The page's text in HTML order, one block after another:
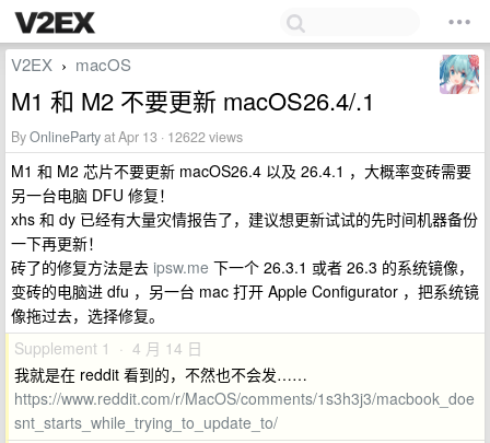
V2EX › macOS
M1 和 M2 不要更新 macOS26.4/.1
ByOnlinePartyat Apr 13 · 12622 views
M1 和 M2 芯片不要更新 macOS26.4 以及 26.4.1 ，大概率变砖需要
另一台电脑 DFU 修复！
xhs 和 dy 已经有大量灾情报告了，建议想更新试试的先时间机器备份
一下再更新！
砖了的修复方法是去 ipsw.me 下一个 26.3.1 或者 26.3 的系统镜像，
变砖的电脑进 dfu ，另一台 mac 打开 Apple Configurator ，把系统镜
像拖过去，选择修复。
Supplement 1 · 4 月 14 日
我就是在 reddit 看到的，不然也不会发……
https://www.reddit.com/r/MacOS/comments/1s3h3j3/macbook_doe
snt_starts_while_trying_to_update_to/